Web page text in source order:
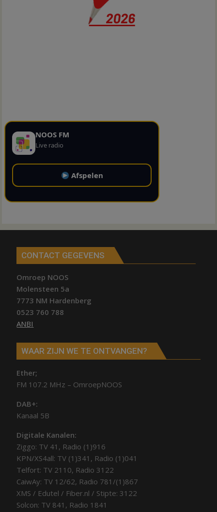
NOOS FM
Live radio
Afspelen
CONTACT GEGEVENS
Omroep NOOS
Molensteen 5a
7773 NM Hardenberg
0523 760 788
ANBI
WAAR ZIJN WE TE ONTVANGEN?
Ether;
FM 107.2 MHz – OmroepNOOS
DAB+:
Kanaal 5B
Digitale Kanalen:
Ziggo: TV 41, Radio (1)916
KPN/XS4all: TV (1)341, Radio (1)041
Telfort: TV 2110, Radio 3122
CaiwAy: TV 12/62, Radio 781/(1)867
XMS / Edutel / Fiber.nl / Stipte: 3122
Solcon: TV 841, Radio 1841